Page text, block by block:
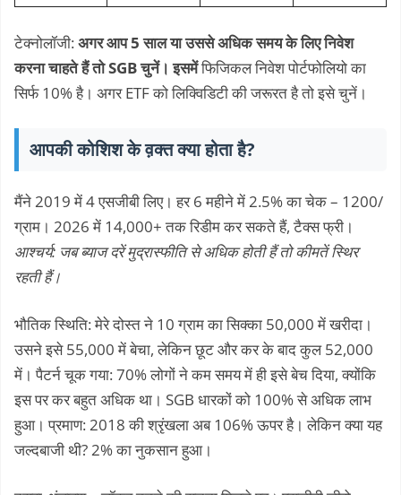
टेक्नोलॉजी:अगर आप 5 साल या उससे अधिक समय के लिए निवेश
करना चाहते हैं तो SGB चुनें। इसमेंफिजिकल निवेश पोर्टफोलियो का
सिर्फ 10% है। अगर ETF को लिक्विडिटी की जरूरत है तो इसे चुनें।
आपकी कोशिश के व़क्त क्या होता है?
मैंने 2019 में 4 एसजीबी लिए। हर 6 महीने में 2.5% का चेक – 1200/
ग्राम। 2026 में 14,000+ तक रिडीम कर सकते हैं, टैक्स फ्री।
आश्चर्य: जब ब्याज दरें मुद्रास्फीति से अधिक होती हैं तो कीमतें स्थिर
रहती हैं।
भौतिक स्थिति: मेरे दोस्त ने 10 ग्राम का सिक्का 50,000 में खरीदा।
उसने इसे 55,000 में बेचा, लेकिन छूट और कर के बाद कुल 52,000
में। पैटर्न चूक गया: 70% लोगों ने कम समय में ही इसे बेच दिया, क्योंकि
इस पर कर बहुत अधिक था। SGB धारकों को 100% से अधिक लाभ
हुआ। प्रमाण: 2018 की श्रृंखला अब 106% ऊपर है। लेकिन क्या यह
जल्दबाजी थी? 2% का नुकसान हुआ।